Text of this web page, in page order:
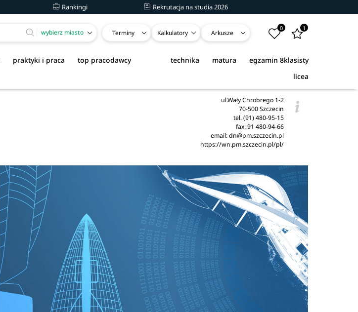
Rankingi Rekrutacja na studia 2026
wybierz miasto Terminy Kalkulatory Arkusze
0 1
praktyki i praca top pracodawcy egzamin 8klasisty
matura
technika
licea
ul.Wały Chrobrego 1-2
70-500 Szczecin
tel. (91) 480-95-15
fax: 91 480-94-66
email: dn@pm.szczecin.pl
https://wn.pm.szczecin.pl/pl/